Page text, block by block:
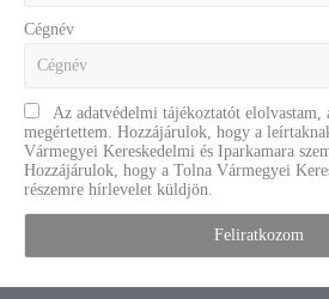
Cégnév
Az adatvédelmi tájékoztatót elolvastam,
megértettem. Hozzájárulok, hogy a
Vármegyei Kereskedelmi és Iparkamara
Hozzájárulok, hogy a Tolna Vármegyei
részemre hírlevelet küldjön.